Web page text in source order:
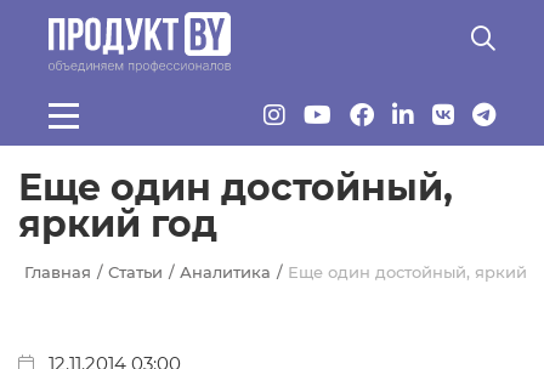
Перейти к основному содержанию
Еще один достойный,
яркий год
Главная Статьи Аналитика Еще один достойный, яркий
12.11.2014 03:00